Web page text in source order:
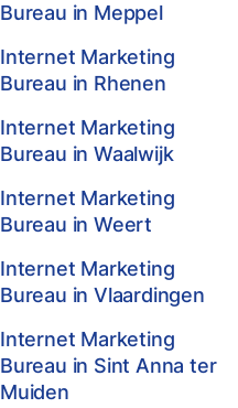
Bureau in Meppel
Internet Marketing
Bureau in Rhenen
Internet Marketing
Bureau in Waalwijk
Internet Marketing
Bureau in Weert
Internet Marketing
Bureau in Vlaardingen
Internet Marketing
Bureau in Sint Anna ter
Muiden